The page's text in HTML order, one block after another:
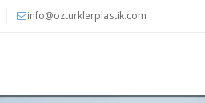
info@ozturklerplastik.com